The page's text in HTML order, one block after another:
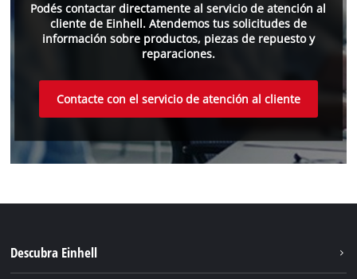
Podés contactar directamente al servicio de atención al
cliente de Einhell. Atendemos tus solicitudes de
información sobre productos, piezas de repuesto y
reparaciones.
Contacte con el servicio de atención al cliente
Descubra Einhell